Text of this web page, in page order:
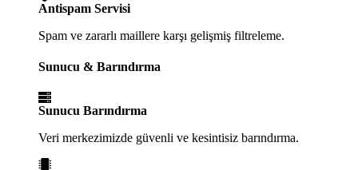
Antispam Servisi
Spam ve zararlı maillere karşı gelişmiş filtreleme.
Sunucu & Barındırma
Sunucu Barındırma
Veri merkezimizde güvenli ve kesintisiz barındırma.